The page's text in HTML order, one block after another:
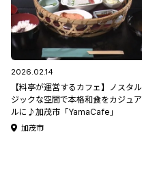
2026.02.14
【料亭が運営するカフェ】ノスタル
ジックな空間で本格和食をカジュア
ルに♪加茂市「YamaCafe」
加茂市